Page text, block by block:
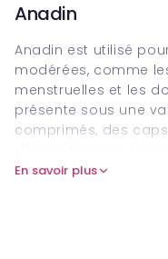
Anadin
Anadin est utilisé
modérées, comme
menstruelles et les
présente sous une
comprimés, des
médicament
En savoir plus